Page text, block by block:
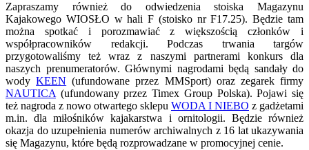
Zapraszamy również do odwiedzenia stoiska Magazynu
Kajakowego WIOSŁO w hali F (stoisko nr F17.25). Będzie tam
można spotkać i porozmawiać z większością członków i
współpracowników redakcji. Podczas trwania targów
przygotowaliśmy też wraz z naszymi partnerami konkurs dla
naszych prenumeratorów. Głównymi nagrodami będą sandały do
wodyKEEN (ufundowane przez MMSport) oraz zegarek firmy
NAUTICA (ufundowany przez Timex Group Polska). Pojawi się
też nagroda z nowo otwartego sklepu WODA I NIEBO z gadżetami
m.in. dla miłośników kajakarstwa i ornitologii. Będzie również
okazja do uzupełnienia numerów archiwalnych z 16 lat ukazywania
się Magazynu, które będą rozprowadzane w promocyjnej cenie.